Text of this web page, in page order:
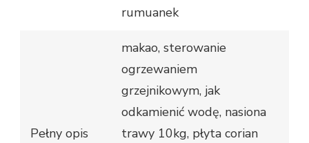
rumuanek
Pełny opis
makao, sterowanie
ogrzewaniem
grzejnikowym, jak
odkamienić wodę, nasiona
trawy 10kg, płyta corian